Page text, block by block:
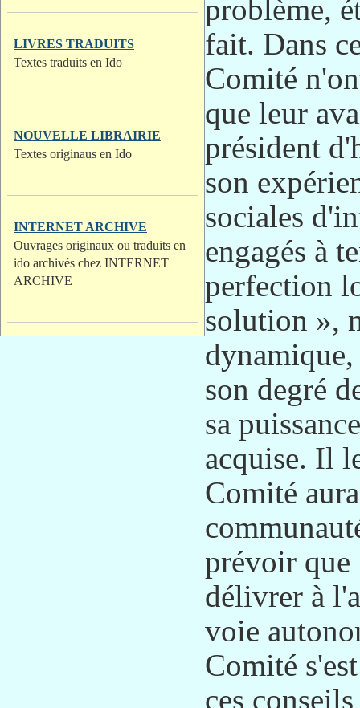
LIVRES TRADUITS
Textes traduits en Ido
NOUVELLE LIBRAIRIE
Textes originaus en Ido
INTERNET ARCHIVE
Ouvrages originaux ou traduits en
ido archivés chez INTERNET
ARCHIVE
problème,
fait. Dans
Comité
que leur
président
son
sociales
engagés à
perfection
solution »,
son degré
sa
acquise. Il
Comité
prévoir que
délivrer à
voie
Comité
ces